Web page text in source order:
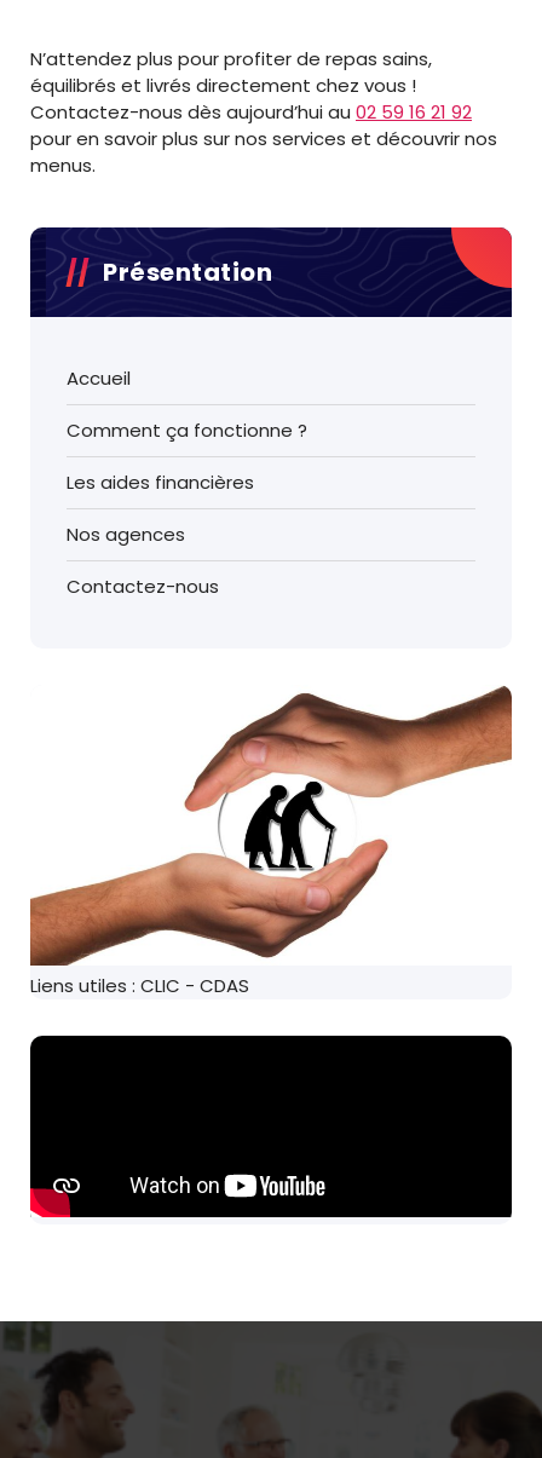
N’attendez plus pour profiter de repas sains,
équilibrés et livrés directement chez vous !
Contactez-nous dès aujourd’hui au 02 59 16 21 92
pour en savoir plus sur nos services et découvrir nos
menus.
Présentation
Accueil
Comment ça fonctionne ?
Les aides financières
Nos agences
Contactez-nous
Liens utiles : CLIC - CDAS